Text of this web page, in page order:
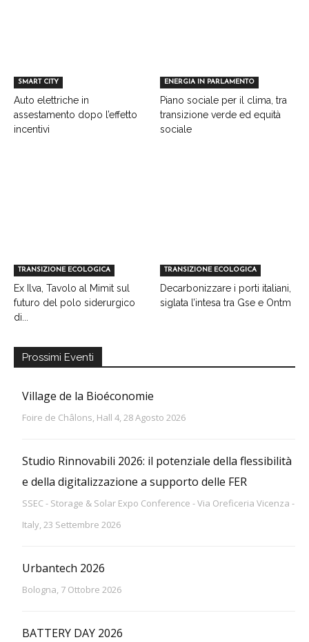
SMART CITY
Auto elettriche in
assestamento dopo l’effetto
incentivi
ENERGIA IN PARLAMENTO
Piano sociale per il clima, tra
transizione verde ed equità
sociale
TRANSIZIONE ECOLOGICA
Ex Ilva, Tavolo al Mimit sul
futuro del polo siderurgico
di...
TRANSIZIONE ECOLOGICA
Decarbonizzare i porti italiani,
siglata l’intesa tra Gse e Ontm
Prossimi Eventi
Village de la Bioéconomie
Foire de Châlons, Hall 4, 28 Agosto 2026
Studio Rinnovabili 2026: il potenziale della flessibilità
e della digitalizzazione a supporto delle FER
SSEC - Storage & Solar Expo Conference - Via Oreficeria Vicenza -
Italy, 23 Settembre 2026
Urbantech 2026
Bologna, 7 Ottobre 2026
BATTERY DAY 2026